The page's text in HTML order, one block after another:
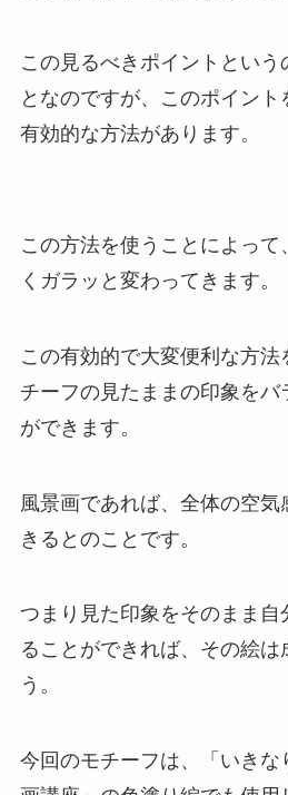
この見るべきポイントという
となのですが、このポイン
有効的な方法があります。
この方法を使うことによって
くガラッと変わってきます。
この有効的で大変便利な方
チーフの見たままの印象をバ
ができます。
風景画であれば、全体の空
きるとのことです。
つまり見た印象をそのまま自
ることができれば、その絵は
う。
今回のモチーフは、「いきな